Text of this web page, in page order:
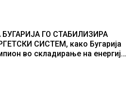
ГО СТАБИЛИЗИРА
СИСТЕМ, како Бугарија
во складирање на енергија